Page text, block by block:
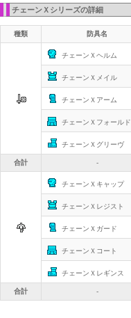
チェーンＸシリーズの詳細
種類 防具名
チェーンＸヘルム
チェーンＸメイル
チェーンＸアーム
チェーンＸフォールド
チェーンＸグリーヴ
合計 -
チェーンＸキャップ
チェーンＸレジスト
チェーンＸガード
チェーンＸコート
チェーンＸレギンス
合計 -